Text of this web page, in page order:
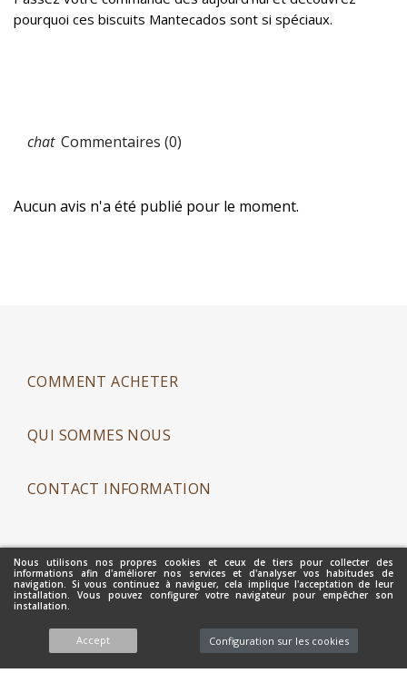
Nous utilisons nos propres cookies et ceux de tiers pour collecter des
informations afin d'améliorer nos services et d'analyser vos habitudes de
navigation. Si vous continuez à naviguer, cela implique l'acceptation de leur
installation. Vous pouvez configurer votre navigateur pour empêcher son
installation.
Accept Configuration sur les cookies
pourquoi ces biscuits Mantecados sont si spéciaux.
Commentaires (0)
Aucun avis n'a été publié pour le moment.
COMMENT ACHETER
QUI SOMMES NOUS
CONTACT INFORMATION
Copyright 2021 - Mantecados Gamito Hnos. S.L. - Tous Droits
Réservés